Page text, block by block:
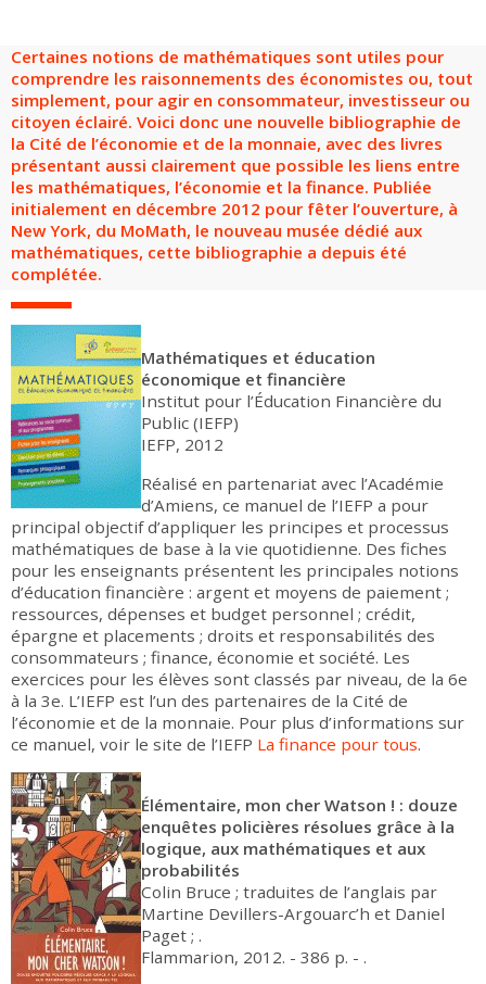
FR EN
Certaines notions de mathématiques sont utiles pour
comprendre les raisonnements des économistes ou, tout
simplement, pour agir en consommateur, investisseur ou
citoyen éclairé. Voici donc une nouvelle bibliographie de
la Cité de l’économie et de la monnaie, avec des livres
présentant aussi clairement que possible les liens entre
les mathématiques, l’économie et la finance. Publiée
initialement en décembre 2012 pour fêter l’ouverture, à
New York, du MoMath, le nouveau musée dédié aux
mathématiques, cette bibliographie a depuis été
complétée.
Mathématiques et éducation
économique et financière
Institut pour l’Éducation Financière du
Public (IEFP)
IEFP, 2012
Réalisé en partenariat avec l’Académie
d’Amiens, ce manuel de l’IEFP a pour
principal objectif d’appliquer les principes et processus
mathématiques de base à la vie quotidienne. Des fiches
pour les enseignants présentent les principales notions
d’éducation financière : argent et moyens de paiement ;
ressources, dépenses et budget personnel ; crédit,
épargne et placements ; droits et responsabilités des
consommateurs ; finance, économie et société. Les
exercices pour les élèves sont classés par niveau, de la 6e
à la 3e. L’IEFP est l’un des partenaires de la Cité de
l’économie et de la monnaie. Pour plus d’informations sur
ce manuel, voir le site de l’IEFP La finance pour tous.
Élémentaire, mon cher Watson ! : douze
enquêtes policières résolues grâce à la
logique, aux mathématiques et aux
probabilités
Colin Bruce ; traduites de l’anglais par
Martine Devillers-Argouarc’h et Daniel
Paget ; .
Flammarion, 2012. - 386 p. - .